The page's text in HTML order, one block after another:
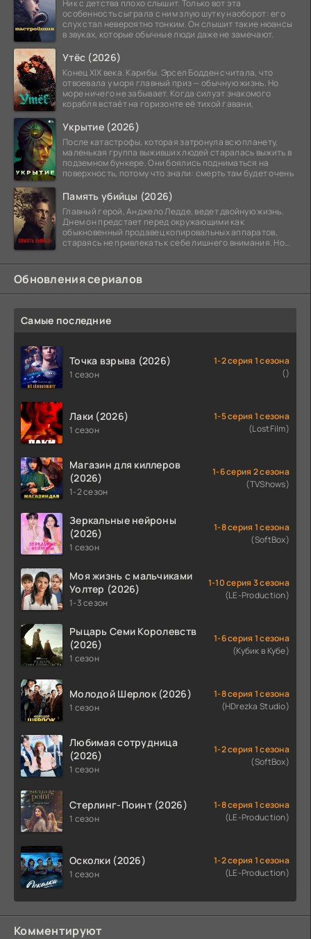
Ник с детства плохо слышит. Только вот эта
особенность сыграла с ним злую шутку наоборот: его
слух стал невероятно тонким. Он слышит такие нюансы
в звуках, которые обычные люди даже не замечают.
Утёс (2026)
Конец XIX века. Карибы. Эрсел Бодден считала, что
отвоевала у моря главный приз — обычную жизнь. Но
море ничего не забывает. Когда силуэт знакомого
корабля встаёт на горизонте её тихой гавани,
Укрытие (2026)
После катастрофы, которая затронула всю планету,
маленькая группа выживших людей старалась выжить в
подземном бункере. Они боялись подниматься на
поверхность, потому что знали: смерть там будет очень
Память убийцы (2026)
Главный герой, Анджело Ледде, ведет двойную жизнь.
Днем он предстает перед окружающими как
обыкновенный продавец копировальных аппаратов,
стараясь не привлекать к себе лишнего внимания. Но
Обновления сериалов
Самые последние
Точка взрыва (2026)
1 сезон
1-2 серия 1 сезона
()
Лаки (2026)
1 сезон
1-5 серия 1 сезона
(LostFilm)
Магазин для киллеров
(2026)
1-2 сезон
1-6 серия 2 сезона
(TVShows)
Зеркальные нейроны
(2026)
1 сезон
1-8 серия 1 сезона
(SoftBox)
Моя жизнь с мальчиками
Уолтер (2026)
1-3 сезон
1-10 серия 3 сезона
(LE-Production)
Рыцарь Семи Королевств
(2026)
1 сезон
1-6 серия 1 сезона
(Кубик в Кубе)
Молодой Шерлок (2026)
1 сезон
1-8 серия 1 сезона
(HDrezka Studio)
Любимая сотрудница
(2026)
1 сезон
1-2 серия 1 сезона
(SoftBox)
Стерлинг-Поинт (2026)
1 сезон
1-8 серия 1 сезона
(LE-Production)
Осколки (2026)
1 сезон
1-2 серия 1 сезона
(LE-Production)
Комментируют